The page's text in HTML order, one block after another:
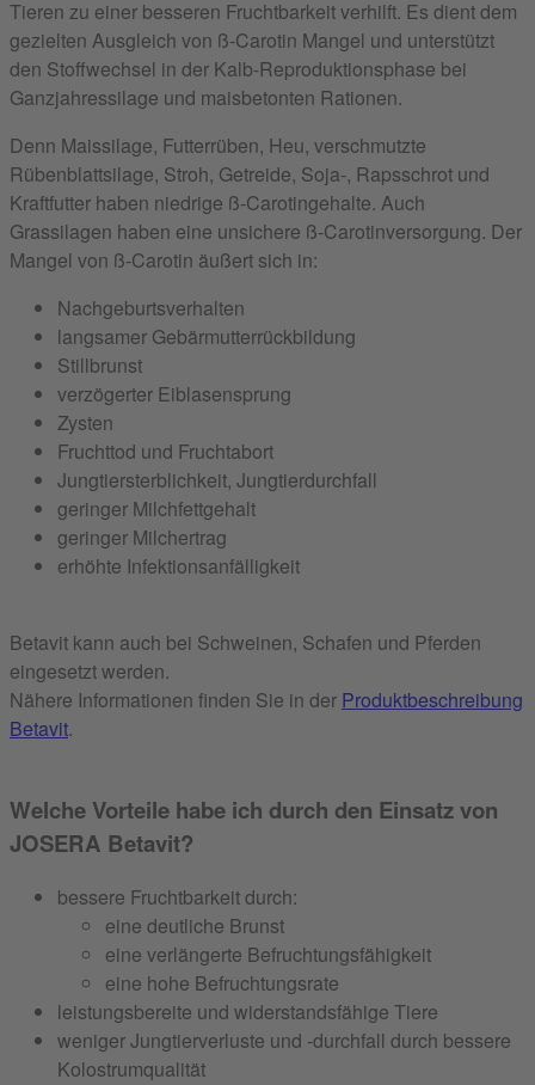
Tieren zu einer besseren Fruchtbarkeit verhilft. Es dient dem
gezielten Ausgleich von ß-Carotin Mangel und unterstützt
den Stoffwechsel in der Kalb-Reproduktionsphase bei
Ganzjahressilage und maisbetonten Rationen.
Denn Maissilage, Futterrüben, Heu, verschmutzte
Rübenblattsilage, Stroh, Getreide, Soja-, Rapsschrot und
Kraftfutter haben niedrige ß-Carotingehalte. Auch
Grassilagen haben eine unsichere ß-Carotinversorgung. Der
Mangel von ß-Carotin äußert sich in:
Nachgeburtsverhalten
langsamer Gebärmutterrückbildung
Stillbrunst
verzögerter Eiblasensprung
Zysten
Fruchttod und Fruchtabort
Jungtiersterblichkeit, Jungtierdurchfall
geringer Milchfettgehalt
geringer Milchertrag
erhöhte Infektionsanfälligkeit
Betavit kann auch bei Schweinen, Schafen und Pferden
eingesetzt werden.
Nähere Informationen finden Sie in der Produktbeschreibung
Betavit.
Welche Vorteile habe ich durch den Einsatz von
JOSERA Betavit?
bessere Fruchtbarkeit durch:
eine deutliche Brunst
eine verlängerte Befruchtungsfähigkeit
eine hohe Befruchtungsrate
leistungsbereite und widerstandsfähige Tiere
weniger Jungtierverluste und -durchfall durch bessere
Kolostrumqualität